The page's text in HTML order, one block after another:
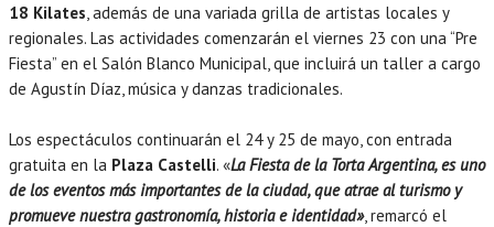
18 Kilates , además de una variada grilla de artistas locales y
regionales. Las actividades comenzarán el viernes 23 con una “Pre
Fiesta” en el Salón Blanco Municipal, que incluirá un taller a cargo
de Agustín Díaz, música y danzas tradicionales.
Los espectáculos continuarán el 24 y 25 de mayo, con entrada
gratuita en la Plaza Castelli. «La Fiesta de la Torta Argentina, es uno
de los eventos más importantes de la ciudad, que atrae al turismo y
promueve nuestra gastronomía, historia e identidad», remarcó el